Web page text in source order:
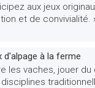
aux jeux
et de convivialité.
d'alpage à la ferme
les vaches, jouer